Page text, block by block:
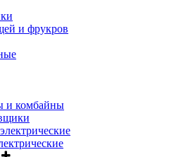
и фрукров
и комбайны